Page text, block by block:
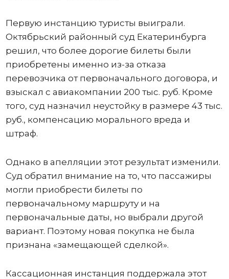
Первую инстанцию туристы выиграли.
Октябрьский районный суд Екатеринбурга
решил, что более дорогие билеты были
приобретены именно из-за отказа
перевозчика от первоначального договора, и
взыскал с авиакомпании 200 тыс. руб. Кроме
того, суд назначил неустойку в размере 43 тыс.
руб., компенсацию морального вреда и
штраф.
Однако в апелляции этот результат изменили.
Суд обратил внимание на то, что пассажиры
могли приобрести билеты по
первоначальному маршруту и на
первоначальные даты, но выбрали другой
вариант. Поэтому новая покупка не была
признана «замещающей сделкой».
Кассационная инстанция поддержала этот